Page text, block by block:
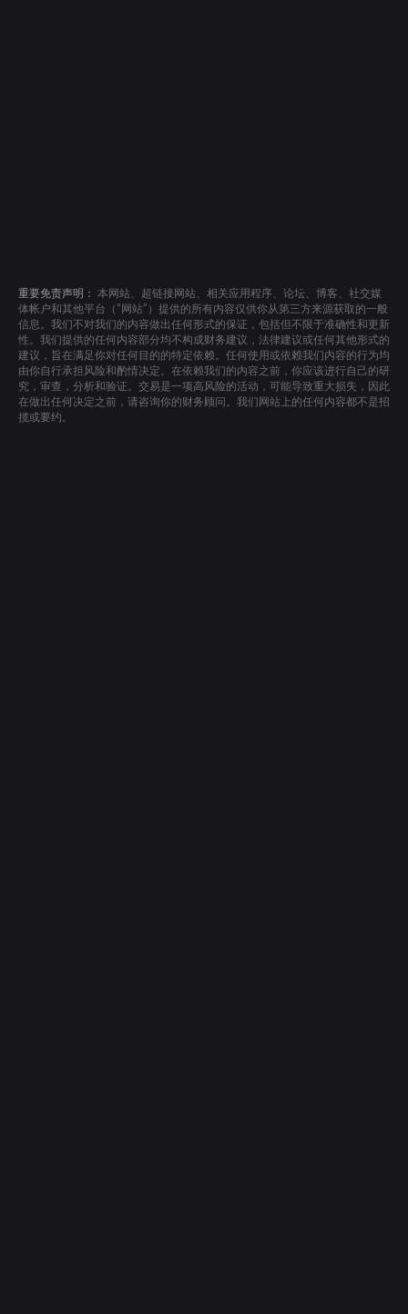
重要免责声明： 本网站、超链接网站、相关应用程序、论坛、博客、社交媒
体帐户和其他平台（“网站”）提供的所有内容仅供你从第三方来源获取的一般
信息。我们不对我们的内容做出任何形式的保证，包括但不限于准确性和更新
性。我们提供的任何内容部分均不构成财务建议，法律建议或任何其他形式的
建议，旨在满足你对任何目的的特定依赖。任何使用或依赖我们内容的行为均
由你自行承担风险和酌情决定。在依赖我们的内容之前，你应该进行自己的研
究，审查，分析和验证。交易是一项高风险的活动，可能导致重大损失，因此
在做出任何决定之前，请咨询你的财务顾问。我们网站上的任何内容都不是招
揽或要约。